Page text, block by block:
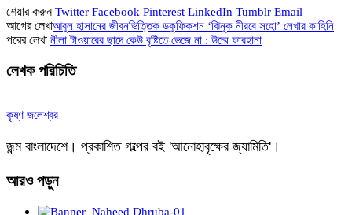
শেয়ার করুন Twitter Facebook Pinterest LinkedIn Tumblr Email
আগের লেখাআবুল হাসানের জীবনভিত্তিক ডকুফিকশন ‘ঝিনুক নীরবে সহো’ লেখার কাহিনি
পরের লেখা নীলা টাওয়ারের ছাদে কেউ বৃষ্টিতে ভেজে না : উম্মে ফারহানা
লেখক পরিচিতি
কৃষ্ণ জলেশ্বর
জন্ম বাংলাদেশে। প্রকাশিত গল্পের বই 'আনোহাবৃক্ষের জ্যামিতি'।
আরওপড়ুন